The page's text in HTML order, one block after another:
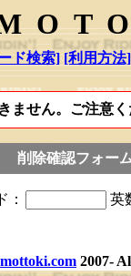
ド検索] [利用方法]
せん。ご注意く
削除確認フォー
： 英
mottoki.com 2007-